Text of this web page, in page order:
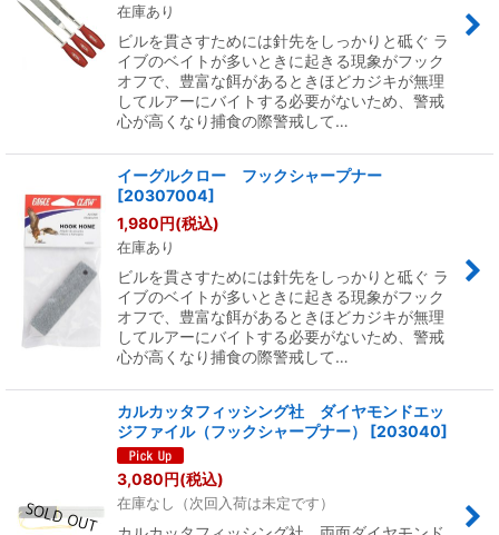
在庫あり
ビルを貫さすためには針先をしっかりと砥ぐ ラ
イブのベイトが多いときに起きる現象がフック
オフで、豊富な餌があるときほどカジキが無理
してルアーにバイトする必要がないため、警戒
心が高くなり捕食の際警戒して…
イーグルクロー フックシャープナー
[20307004]
1,980円(税込)
在庫あり
ビルを貫さすためには針先をしっかりと砥ぐ ラ
イブのベイトが多いときに起きる現象がフック
オフで、豊富な餌があるときほどカジキが無理
してルアーにバイトする必要がないため、警戒
心が高くなり捕食の際警戒して…
カルカッタフィッシング社 ダイヤモンドエッ
ジファイル（フックシャープナー）
[203040]
3,080円(税込)
在庫なし（次回入荷は未定です）